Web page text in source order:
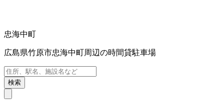
忠海中町
広島県竹原市忠海中町周辺の時間貸駐車場
検索